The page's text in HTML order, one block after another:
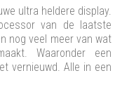
ultra heldere display.
van de laatste
nog veel meer van wat
Waaronder een
vernieuwd. Alle in een